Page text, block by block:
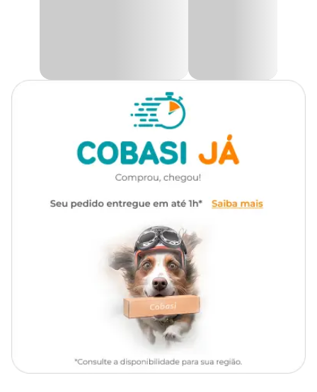
app ou em uma de nossas lojas.
Revolva o solo no mínimo 20 cm de profundidade até que fique
solto, sem a presença de torrões. Para melhorar o solo, adicione
balanceado NPK considerando 300g para cada 10m² de canteiro.
litro de vaso. Coloque as sementes conforme instruções da
sem encharcar, para obter melhores resultados.
Informações Gerais
0,7 cm
3 cm entre sementes
25 a 30 dias após a germinação
30 cm x 30 cm
Germinação:4 a 21 dias
Sementes por grama:110 a 130